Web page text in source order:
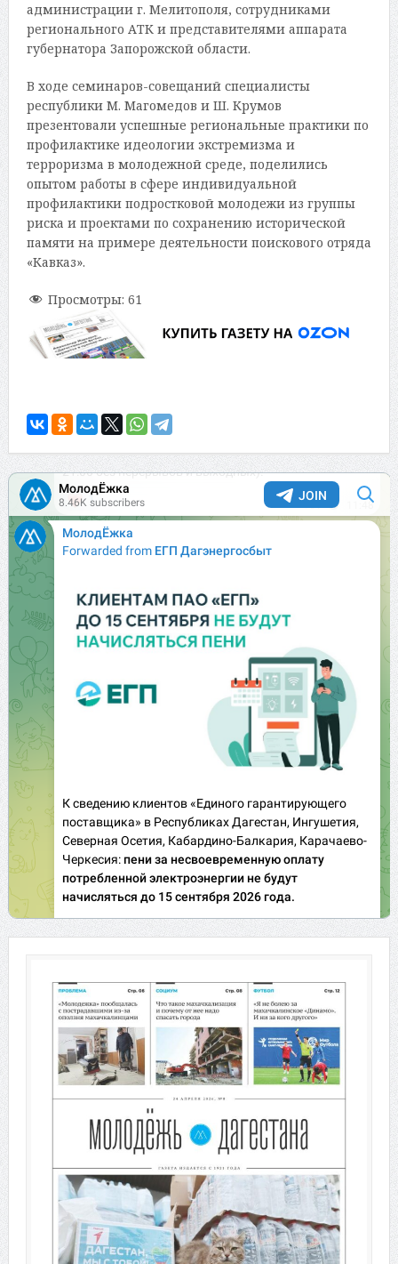
администрации г. Мелитополя, сотрудниками
регионального АТК и представителями аппарата
губернатора Запорожской области.
В ходе семинаров-совещаний специалисты
республики М. Магомедов и Ш. Крумов
презентовали успешные региональные практики по
профилактике идеологии экстремизма и
терроризма в молодежной среде, поделились
опытом работы в сфере индивидуальной
профилактики подростковой молодежи из группы
риска и проектами по сохранению исторической
памяти на примере деятельности поискового отряда
«Кавказ».
Просмотры: 61